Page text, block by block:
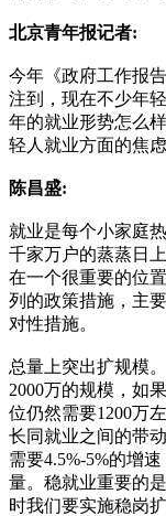
北京青年报记者:
今年《政府工作报
注到，现在不少年
年的就业形势怎么
轻人就业方面的焦虑
陈昌盛:
就业是每个小家庭
千家万户的蒸蒸日
在一个很重要的位
列的政策措施，主
对性措施。
总量上突出扩规模
2000万的规模，如
位仍然需要1200万
长同就业之间的带
需要4.5%-5%的增
量。稳就业重要的
时我们要实施稳岗